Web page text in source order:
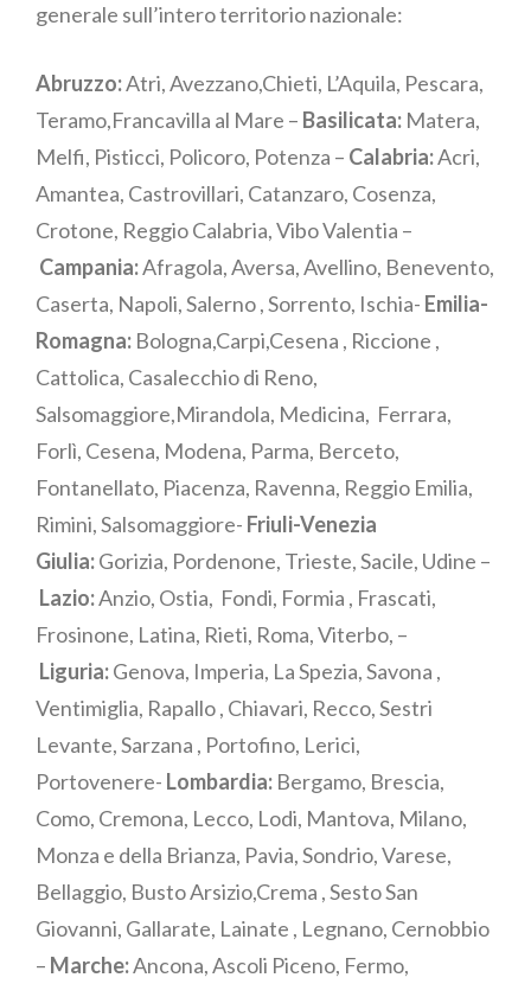
generale sull’intero territorio nazionale:
Abruzzo:Atri, Avezzano,Chieti, L’Aquila, Pescara,
Teramo,Francavilla al Mare – Basilicata: Matera,
Melfi, Pisticci, Policoro, Potenza – Calabria:Acri,
Amantea, Castrovillari, Catanzaro, Cosenza,
Crotone, Reggio Calabria, Vibo Valentia –
Campania:Afragola, Aversa, Avellino, Benevento,
Caserta, Napoli, Salerno , Sorrento, Ischia- Emilia-
Romagna: Bologna,Carpi,Cesena , Riccione ,
Cattolica, Casalecchio di Reno,
Salsomaggiore,Mirandola, Medicina, Ferrara,
Forlì, Cesena, Modena, Parma, Berceto,
Fontanellato, Piacenza, Ravenna, Reggio Emilia,
Rimini, Salsomaggiore- Friuli-Venezia
Giulia:Gorizia, Pordenone, Trieste, Sacile, Udine –
Lazio:Anzio, Ostia, Fondi, Formia , Frascati,
Frosinone, Latina, Rieti, Roma, Viterbo, –
Liguria:Genova, Imperia, La Spezia, Savona ,
Ventimiglia, Rapallo , Chiavari, Recco, Sestri
Levante, Sarzana , Portofino, Lerici,
Portovenere- Lombardia: Bergamo, Brescia,
Como, Cremona, Lecco, Lodi, Mantova, Milano,
Monza e della Brianza, Pavia, Sondrio, Varese,
Bellaggio, Busto Arsizio,Crema , Sesto San
Giovanni, Gallarate, Lainate , Legnano, Cernobbio
– Marche:Ancona, Ascoli Piceno, Fermo,